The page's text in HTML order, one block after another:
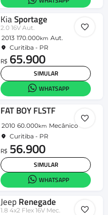
KiaSportage
2.0 16V Aut.
2013 170.000km Aut.
Curitiba - PR
R$ 65.900
SIMULAR
WHATSAPP
FAT BOY FLSTF
2010 60.000km Mecânico
Curitiba - PR
R$ 56.900
SIMULAR
WHATSAPP
Jeep Renegade
1.8 4x2 Flex 16V Mec.